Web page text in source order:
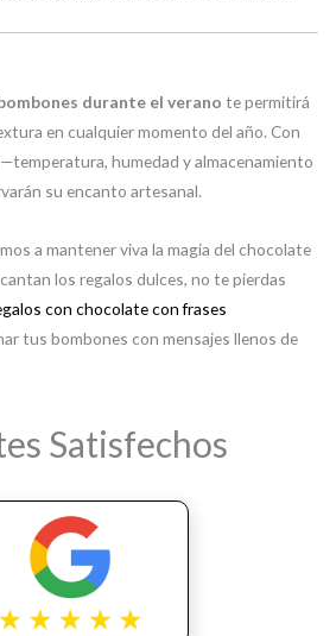
durante el verano te permitirá
en cualquier momento del año. Con
humedad y almacenamiento
su encanto artesanal.
a mantener viva la magia del chocolate
los regalos dulces, no te pierdas
con chocolate con frases
tus bombones con mensajes llenos de
Satisfechos